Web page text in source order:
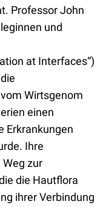
Professor John
und
at Interfaces“)
Wirtsgenom
einen
Erkrankungen
Ihre
zur
die Hautflora
ihrer Verbindung